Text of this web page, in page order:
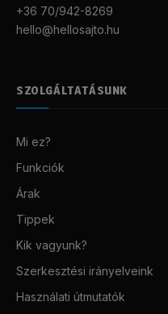
+36 70/942-8269
hello@hellosajto.hu
SZOLGÁLTATÁSUNK
Mi ez?
Funkciók
Árak
Tippek
Kik vagyunk?
Szerkesztési irányelveink
Használati útmutatók